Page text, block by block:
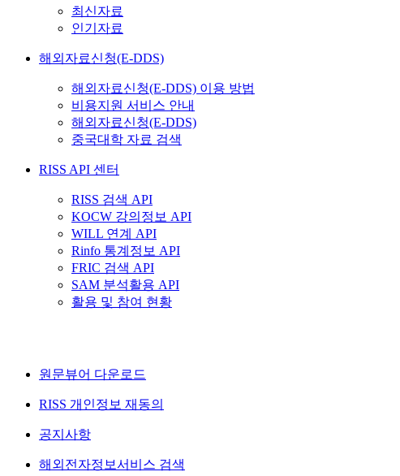
최신자료
인기자료
해외자료신청(E-DDS)
해외자료신청(E-DDS) 이용 방법
비용지원 서비스 안내
해외자료신청(E-DDS)
중국대학 자료 검색
RISS API 센터
RISS 검색 API
KOCW 강의정보 API
WILL 연계 API
Rinfo 통계정보 API
FRIC 검색 API
SAM 분석활용 API
활용 및 참여 현황
원문뷰어 다운로드
RISS 개인정보 재동의
공지사항
해외전자정보서비스 검색